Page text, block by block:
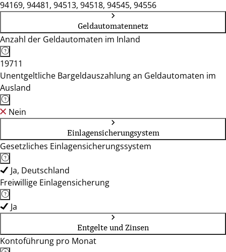
94169, 94481, 94513, 94518, 94545, 94556
Geldautomatennetz
Anzahl der Geldautomaten im Inland
19711
Unentgeltliche Bargeldauszahlung an Geldautomaten im
Ausland
Nein
Einlagensicherungsystem
Gesetzliches Einlagensicherungssystem
Ja, Deutschland
Freiwillige Einlagensicherung
Ja
Entgelte und Zinsen
Kontoführung pro Monat